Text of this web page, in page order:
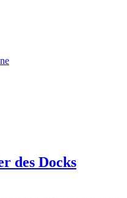
des Docks